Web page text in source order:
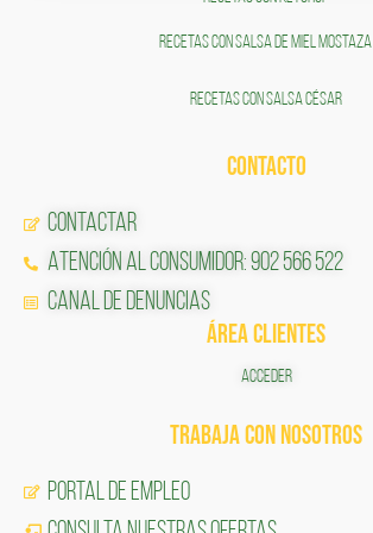
RECETAS CON SALSA DE MIEL MOSTAZA
RECETAS CON SALSA CÉSAR
CONTACTO
Contactar
Atención al Consumidor: 902 566 522
Canal de Denuncias
ÁREA CLIENTES
ACCEDER
TRABAJA CON NOSOTROS
Portal de Empleo